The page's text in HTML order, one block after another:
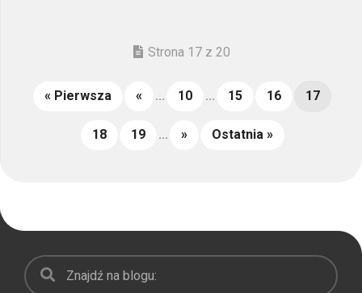
Strona 17 z 20
« Pierwsza « ... 10 ... 15 16 17
18 19 ... » Ostatnia »